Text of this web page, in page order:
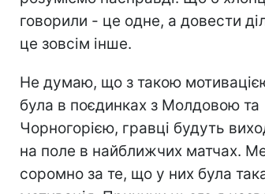
говорили - це одне, а довести
це зовсім інше.
Не думаю, що з такою
була в поєдинках з Молдовою та
Чорногорією, гравці будуть
на поле в найближчих матчах.
соромно за те, що у них була